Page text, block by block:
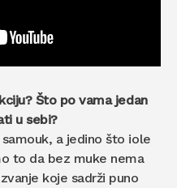
Što po vama jedan
u sebi?
a jedino što iole
to da bez muke nema
koje sadrži puno